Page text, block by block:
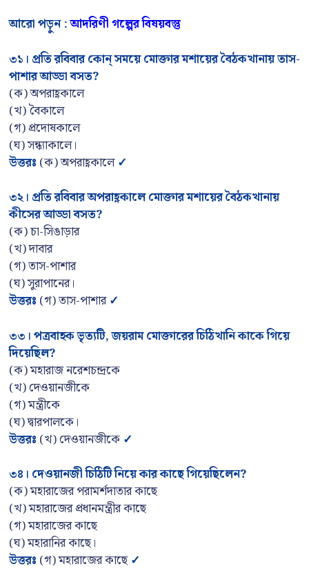
আরো পড়ুন :আদরিণী গল্পের বিষয়বস্তু
৩১ । প্রতি রবিবার কোন্ সময়ে মোক্তার মশায়ের বৈঠকখানায় তাস-
পাশার আড্ডা বসত?
(ক) অপরাহ্ণকালে
(খ) বৈকালে
(গ) প্রদোষকালে
(ঘ) সন্ধ্যাকালে।
উত্তরঃ (ক) অপরাহ্ণকালে✓
৩২। প্রতি রবিবার অপরাহ্ণকালে মোক্তার মশায়ের বৈঠকখানায়
কীসের আড্ডা বসত?
(ক) চা-সিঙাড়ার
(খ) দাবার
(গ) তাস-পাশার
(ঘ) সুরাপানের।
উত্তরঃ (গ) তাস-পাশার✓
৩৩ ।পত্রবাহক ভৃত্যটি, জয়রাম মোক্তারের চিঠিখানি কাকে গিয়ে
দিয়েছিল?
(ক) মহারাজ নরেশচন্দ্রকে
(খ) দেওয়ানজীকে
(গ) মন্ত্রীকে
(ঘ) দ্বারপালকে।
উত্তরঃ (খ) দেওয়ানজীকে ✓
৩৪ । দেওয়ানজী চিঠিটি নিয়ে কার কাছে গিয়েছিলেন?
(ক) মহারাজের পরামর্শদাতার কাছে
(খ) মহারাজের প্রধানমন্ত্রীর কাছে
(গ) মহারাজের কাছে
(ঘ) মহারানির কাছে।
উত্তরঃ (গ) মহারাজের কাছে ✓